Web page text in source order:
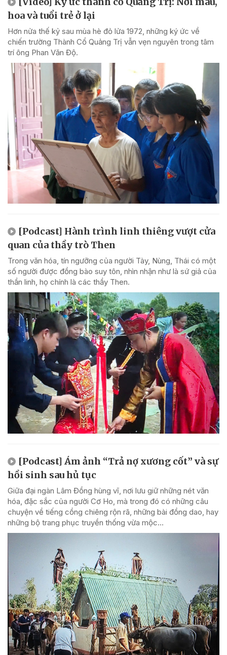
hoa và tuổi trẻ ở lại
Hơn nửa thế kỷ sau mùa hè đỏ lửa 1972, những ký ức về
chiến trường Thành Cổ Quảng Trị vẫn vẹn nguyên trong tâm
trí ông Phan Văn Độ.
[Podcast] Hành trình linh thiêng vượt cửa
quan của thầy trò Then
Trong văn hóa, tín ngưỡng của người Tày, Nùng, Thái có một
số người được đồng bào suy tôn, nhìn nhận như là sứ giả của
thần linh, họ chính là các thầy Then.
[Podcast] Ám ảnh “Trả nợ xương cốt” và sự
hồi sinh sau hủ tục
Giữa đại ngàn Lâm Đồng hùng vĩ, nơi lưu giữ những nét văn
hóa, đặc sắc của người Cơ Ho, mà trong đó có những câu
chuyện về tiếng cồng chiêng rộn rã, những bài đồng dao, hay
những bộ trang phục truyền thống vừa mộc...